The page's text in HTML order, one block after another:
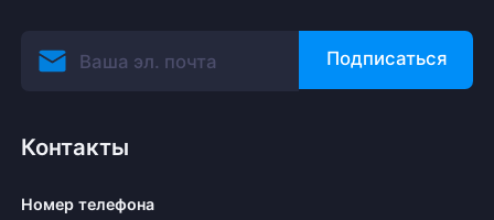
Подписаться
Контакты
Номер телефона